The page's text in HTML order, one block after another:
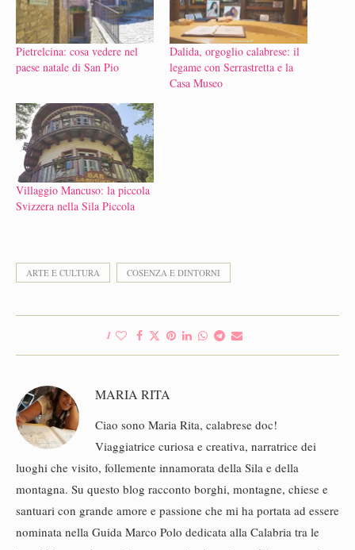
Pietrelcina: cosa vedere nel
paese natale di San Pio
Dalida, orgoglio calabrese: il
legame con Serrastretta e la
Casa Museo
Villaggio Mancuso: la piccola
Svizzera nella Sila Piccola
ARTE E CULTURA COSENZA E DINTORNI
1
MARIA RITA
Ciao sono Maria Rita, calabrese doc!
Viaggiatrice curiosa e creativa, narratrice dei
luoghi che visito, follemente innamorata della Sila e della
montagna. Su questo blog racconto borghi, montagne, chiese e
santuari con grande amore e passione che mi ha portata ad essere
nominata nella Guida Marco Polo dedicata alla Calabria tra le